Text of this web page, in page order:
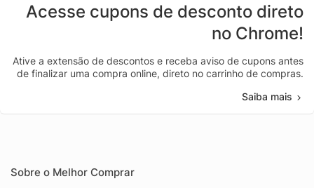
Acesse cupons de desconto direto
no Chrome!
Ative a extensão de descontos e receba aviso de cupons antes
de finalizar uma compra online, direto no carrinho de compras.
Saiba mais
Sobre o Melhor Comprar